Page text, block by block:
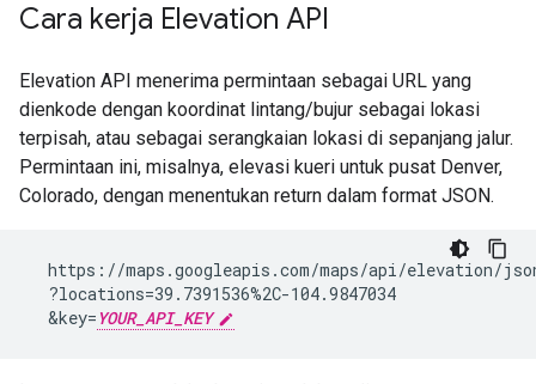
Cara kerja Elevation API
Elevation API menerima permintaan sebagai URL yang
dienkode dengan koordinat lintang/bujur sebagai lokasi
terpisah, atau sebagai serangkaian lokasi di sepanjang jalur.
Permintaan ini, misalnya, elevasi kueri untuk pusat Denver,
Colorado, dengan menentukan return dalam format JSON.
https://maps.googleapis.com/maps/api/elevation/
  ?locations=39.7391536%2C-104.9847034
  &key=
YOUR_API_KEY